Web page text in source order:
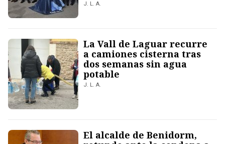
J. L. A.
La Vall de Laguar recurre
a camiones cisterna tras
dos semanas sin agua
potable
J. L. A.
El alcalde de Benidorm,